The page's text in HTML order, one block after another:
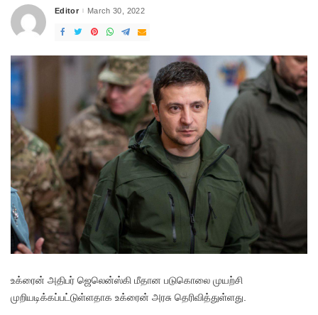
Posted
Editor March 30, 2022
உக்ரைன் அதிபர் ஜெலென்ஸ்கி மீதான படுகொலை முயற்சி
முறியடிக்கப்பட்டுள்ளதாக உக்ரைன் அரசு தெரிவித்துள்ளது.